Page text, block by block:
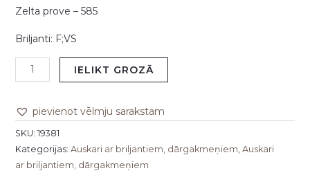
Zelta prove – 585
Briljanti: F;VS
IELIKT GROZĀ
pievienot vēlmju sarakstam
SKU: 19381
Kategorijas: Auskari ar briljantiem, dārgakmeņiem, Auskari
ar briljantiem, dārgakmeņiem